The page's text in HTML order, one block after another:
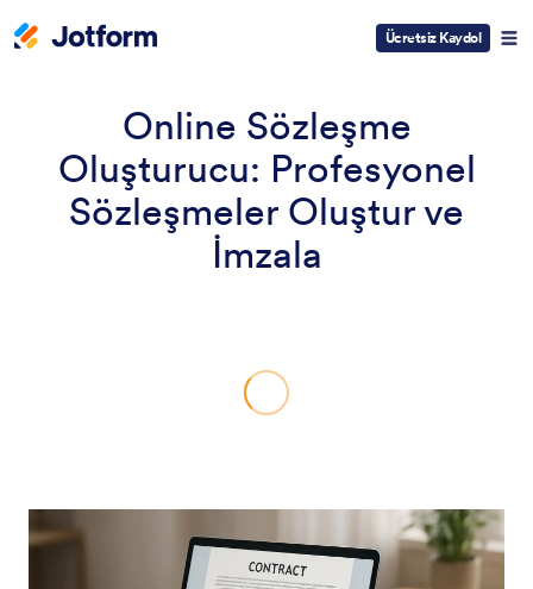
Ücretsiz Kaydol
Online Sözleşme
Oluşturucu: Profesyonel
Sözleşmeler Oluştur ve
İmzala